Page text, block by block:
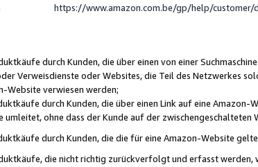
https://www.amazon.com.be/gp/help/customer/
durch Kunden, die über einen von einer
Verweisdienste oder Websites, die Teil des Netzwerkes
Website verwiesen werden;
durch Kunden, die über einen Link auf eine
umleitet, ohne dass der Kunde auf der zwischengeschalteten
durch Kunden, die die für eine Amazon-Website
die nicht richtig zurückverfolgt und erfasst werden,